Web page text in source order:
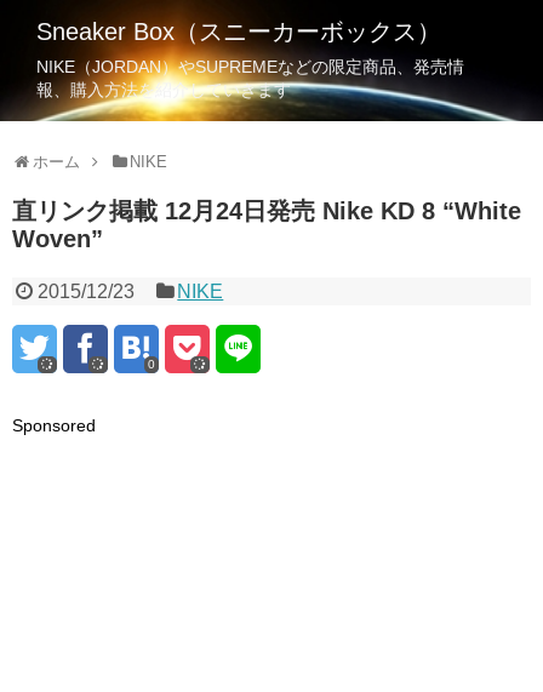
Sneaker Box（スニーカーボックス）
NIKE（JORDAN）やSUPREMEなどの限定商品、発売情
報、購入方法を紹介していきます
ホーム NIKE
直リンク掲載 12月24日発売 Nike KD 8 “White
Woven”
2015/12/23 NIKE
0
Sponsored